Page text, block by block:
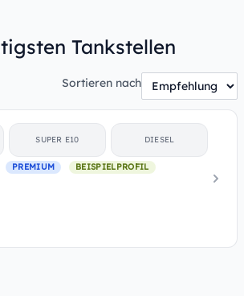
Tankstellen
Sortieren nach
SUPER E10 DIESEL
PREMIUM BEISPIELPROFIL